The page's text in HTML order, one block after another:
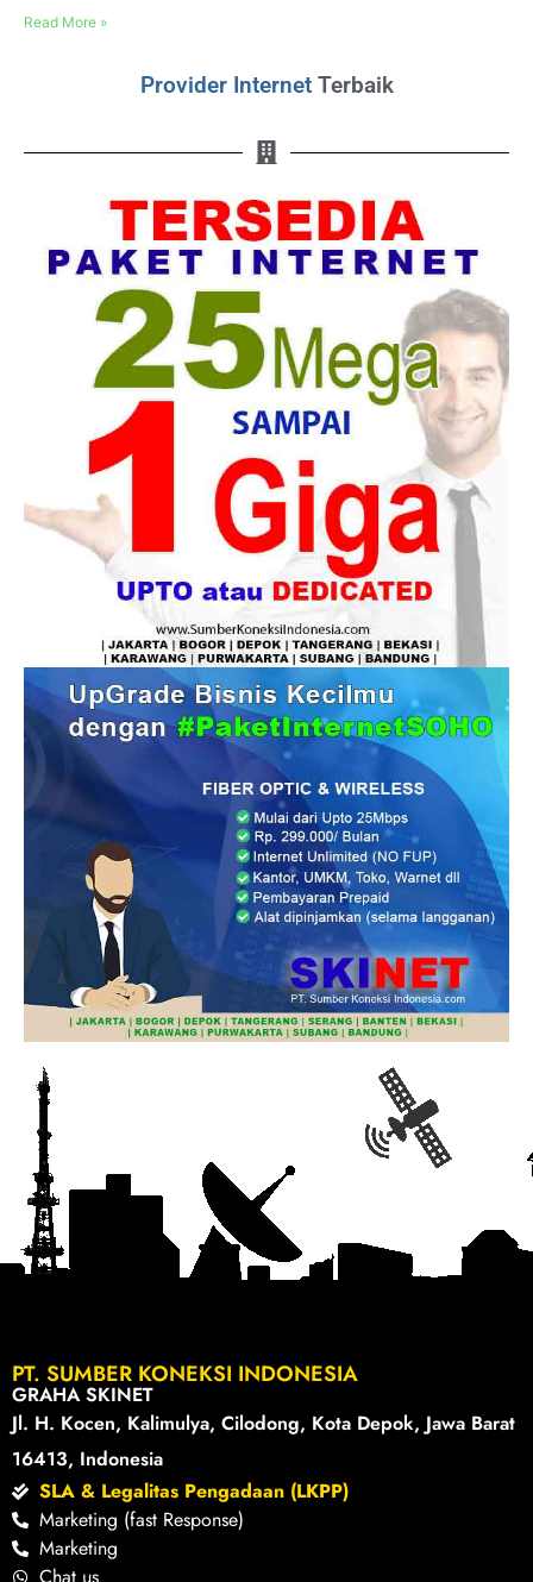
Read More »
Provider Internet Terbaik
PT. SUMBER KONEKSI INDONESIA
GRAHA SKINET
Jl. H. Kocen, Kalimulya, Cilodong, Kota Depok, Jawa Barat
16413, Indonesia
SLA & Legalitas Pengadaan (LKPP)
Marketing (fast Response)
Marketing